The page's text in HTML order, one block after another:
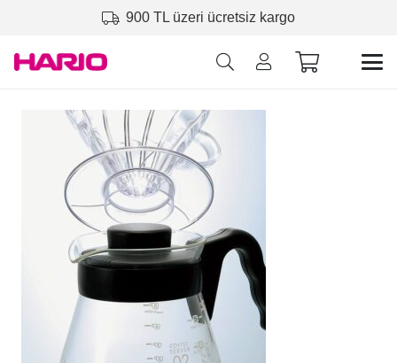
900 TL üzeri ücretsiz kargo